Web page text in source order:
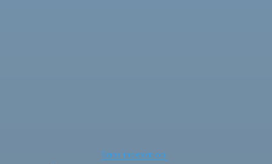
Sans indexation.